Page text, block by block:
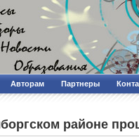
Авторам Партнеры
районе